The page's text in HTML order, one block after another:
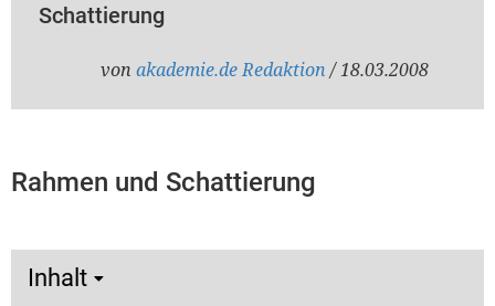
Schattierung
von akademie.de Redaktion / 18.03.2008
Rahmen und Schattierung
Inhalt